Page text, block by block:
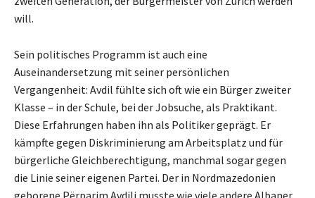
will.
Sein politisches Programm ist auch eine
Auseinandersetzung mit seiner persönlichen
Vergangenheit: Avdil fühlte sich oft wie ein Bürger zweiter
Klasse – in der Schule, bei der Jobsuche, als Praktikant.
Diese Erfahrungen haben ihn als Politiker geprägt. Er
kämpfte gegen Diskriminierung am Arbeitsplatz und für
bürgerliche Gleichberechtigung, manchmal sogar gegen
die Linie seiner eigenen Partei. Der in Nordmazedonien
geborene Përparim Avdili musste wie viele andere Albaner